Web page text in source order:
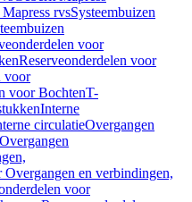
rvsSysteembuizen
voor
Reserveonderdelen voor
voor
voor BochtenT-
Interne
circulatieOvergangen
Overgangen en verbindingen,
voor